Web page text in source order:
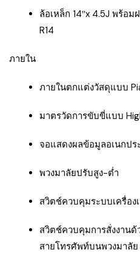
ล้อเหล็ก 14″x 4.5J พร้อ
R14
ภายใน
ภายในตกแต่งวัสดุแบบ
มาตรวัดการขับขี่แบบ
จอแสดงผลข้อมูลอเนกปร
พวงมาลัยปรับสูง-ต่ำ
สวิตช์ควบคุมระบบเครื่อง
สวิตช์ควบคุมการสั่งงานด้
สายโทรศัพท์บนพวงมาลัย